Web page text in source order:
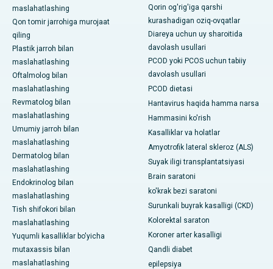
maslahatlashing
Qon tomir jarrohiga murojaat
qiling
Plastik jarroh bilan
maslahatlashing
Oftalmolog bilan
maslahatlashing
Revmatolog bilan
maslahatlashing
Umumiy jarroh bilan
maslahatlashing
Dermatolog bilan
maslahatlashing
Endokrinolog bilan
maslahatlashing
Tish shifokori bilan
maslahatlashing
Yuqumli kasalliklar bo'yicha
mutaxassis bilan
maslahatlashing
Qorin og'rig'iga qarshi
kurashadigan oziq-ovqatlar
Diareya uchun uy sharoitida
davolash usullari
PCOD yoki PCOS uchun tabiiy
davolash usullari
PCOD dietasi
Hantavirus haqida hamma narsa
Hammasini ko'rish
Kasalliklar va holatlar
Amyotrofik lateral skleroz (ALS)
Suyak iligi transplantatsiyasi
Brain saratoni
ko'krak bezi saratoni
Surunkali buyrak kasalligi (CKD)
Kolorektal saraton
Koroner arter kasalligi
Qandli diabet
epilepsiya